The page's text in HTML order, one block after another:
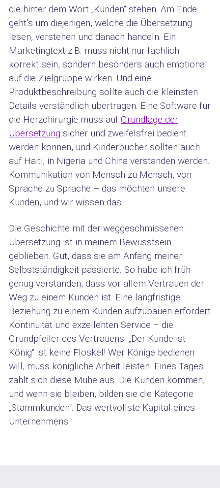
die hinter dem Wort „Kunden“ stehen. Am Ende
geht’s um diejenigen, welche die Übersetzung
lesen, verstehen und danach handeln. Ein
Marketingtext z.B. muss nicht nur fachlich
korrekt sein, sondern besonders auch emotional
auf die Zielgruppe wirken. Und eine
Produktbeschreibung sollte auch die kleinsten
Details verständlich übertragen. Eine Software für
die Herzchirurgie muss auf Grundlage der
Übersetzung sicher und zweifelsfrei bedient
werden können, und Kinderbücher sollten auch
auf Haiti, in Nigeria und China verstanden werden.
Kommunikation von Mensch zu Mensch, von
Sprache zu Sprache – das möchten unsere
Kunden, und wir wissen das.
Die Geschichte mit der weggeschmissenen
Übersetzung ist in meinem Bewusstsein
geblieben. Gut, dass sie am Anfang meiner
Selbstständigkeit passierte. So habe ich früh
genug verstanden, dass vor allem Vertrauen der
Weg zu einem Kunden ist. Eine langfristige
Beziehung zu einem Kunden aufzubauen erfordert
Kontinuität und exzellenten Service – die
Grundpfeiler des Vertrauens. „Der Kunde ist
König“ ist keine Floskel! Wer Könige bedienen
will, muss königliche Arbeit leisten. Eines Tages
zahlt sich diese Mühe aus. Die Kunden kommen,
und wenn sie bleiben, bilden sie die Kategorie
„Stammkunden“. Das wertvollste Kapital eines
Unternehmens.